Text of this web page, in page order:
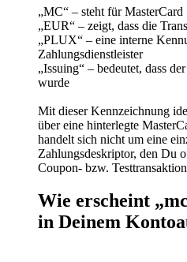
„MC“ – steht für MasterCard
„EUR“ – zeigt, dass die
„PLUX“ – eine interne
Zahlungsdienstleister
„Issuing“ – bedeutet, dass
wurde
Mit dieser Kennzeichnung
über eine hinterlegte
handelt sich nicht um eine
Zahlungsdeskriptor, den Du
Coupon- bzw.
Wie erscheint
in Deinem